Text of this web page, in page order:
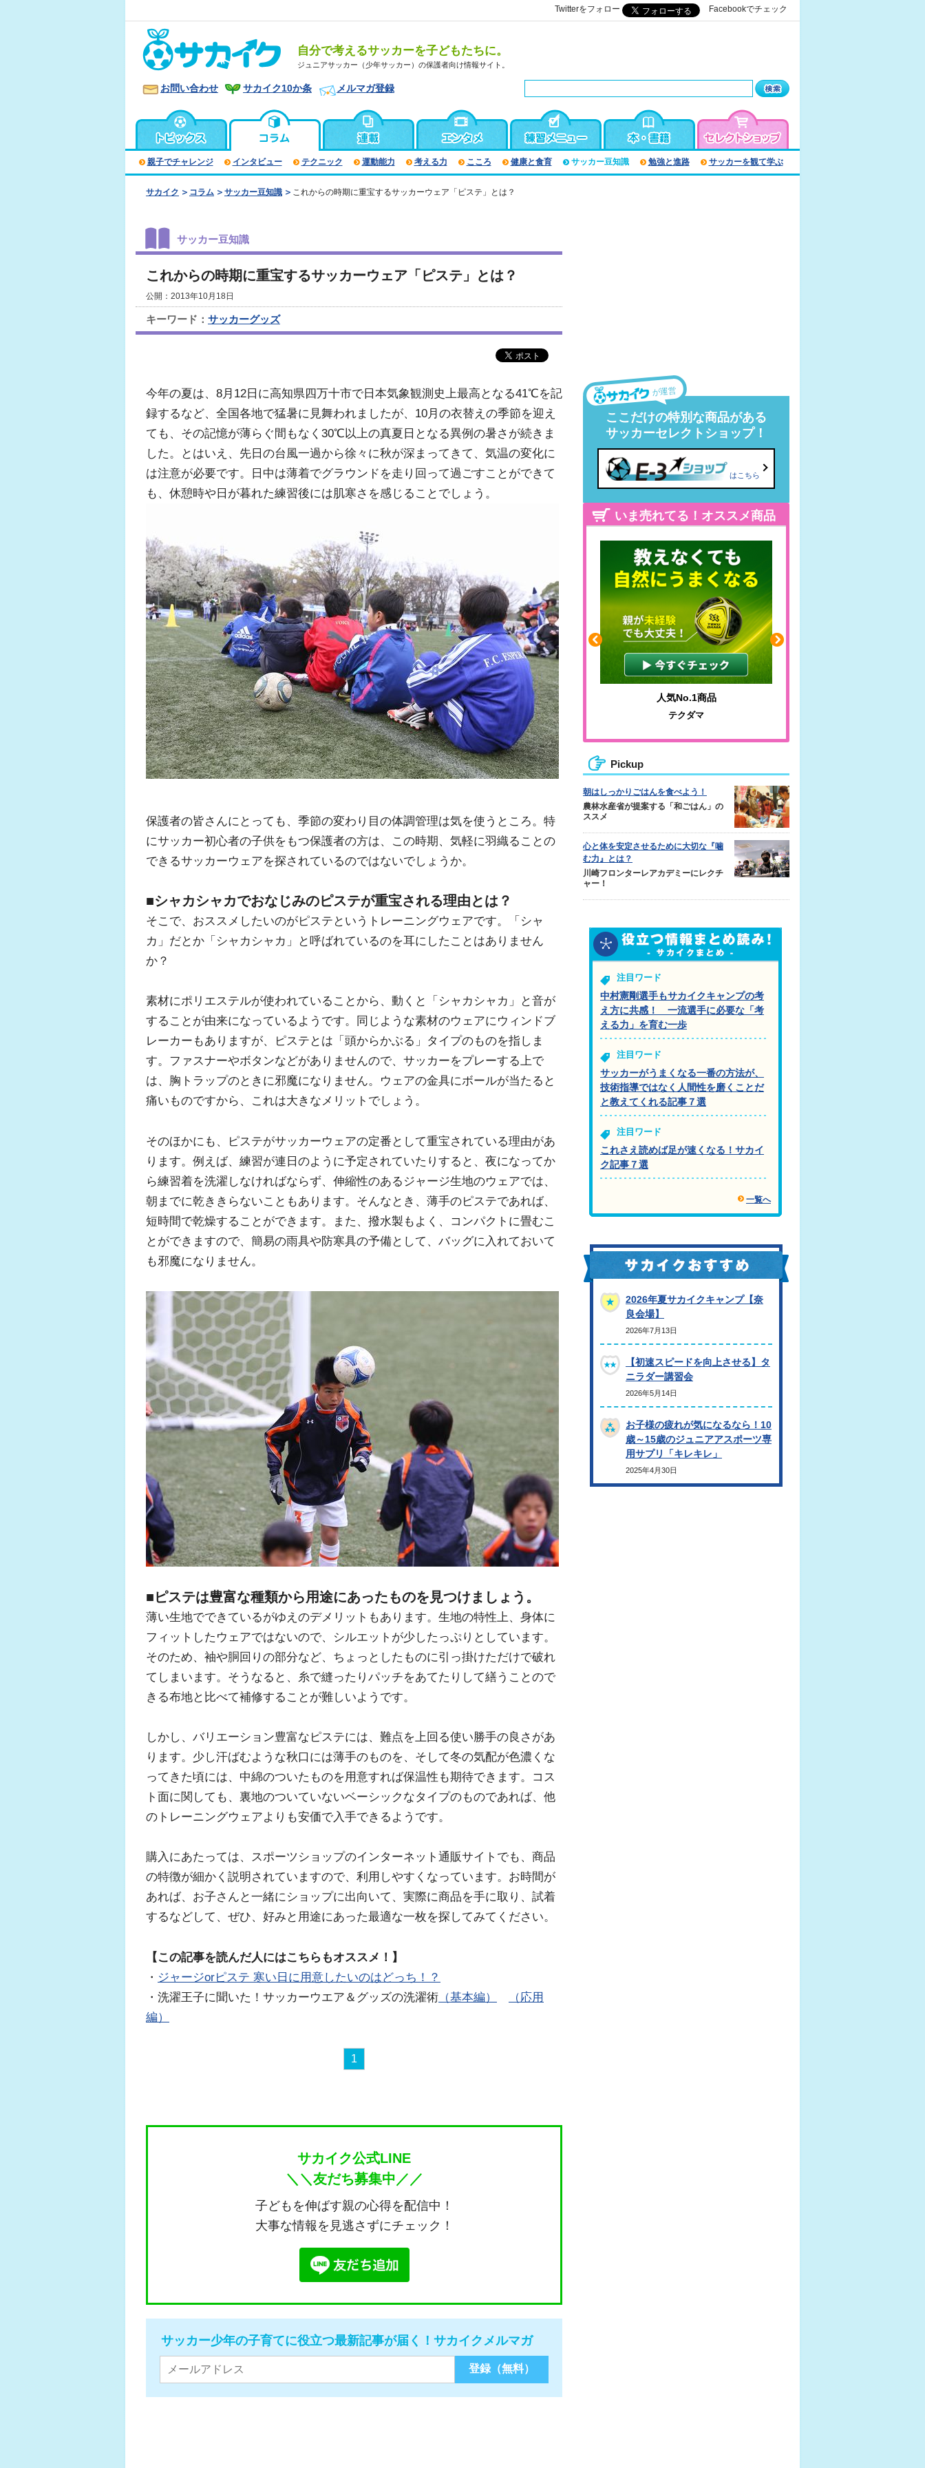
Twitterをフォロー Facebookでチェック
自分で考えるサッカーを子どもたちに。
ジュニアサッカー（少年サッカー）の保護者向け情報サイト。
お問い合わせ サカイク10か条 メルマガ登録
親子でチャレンジ インタビュー テクニック 運動能力 考える力 こころ 健康と食育 サッカー豆知識 勉強と進路 サッカーを観て学ぶ
サカイク コラム サッカー豆知識 これからの時期に重宝するサッカーウェア「ピステ」とは？
サッカー豆知識
これからの時期に重宝するサッカーウェア「ピステ」とは？
公開：2013年10月18日
キーワード： サッカーグッズ
今年の夏は、8月12日に高知県四万十市で日本気象観測史上最高となる41℃を記
録するなど、全国各地で猛暑に見舞われましたが、10月の衣替えの季節を迎え
ても、その記憶が薄らぐ間もなく30℃以上の真夏日となる異例の暑さが続きま
した。とはいえ、先日の台風一過から徐々に秋が深まってきて、気温の変化に
は注意が必要です。日中は薄着でグラウンドを走り回って過ごすことができて
も、休憩時や日が暮れた練習後には肌寒さを感じることでしょう。
保護者の皆さんにとっても、季節の変わり目の体調管理は気を使うところ。特
にサッカー初心者の子供をもつ保護者の方は、この時期、気軽に羽織ることの
できるサッカーウェアを探されているのではないでしょうか。
■シャカシャカでおなじみのピステが重宝される理由とは？
そこで、おススメしたいのがピステというトレーニングウェアです。「シャ
カ」だとか「シャカシャカ」と呼ばれているのを耳にしたことはありません
か？
素材にポリエステルが使われていることから、動くと「シャカシャカ」と音が
することが由来になっているようです。同じような素材のウェアにウィンドブ
レーカーもありますが、ピステとは「頭からかぶる」タイプのものを指しま
す。ファスナーやボタンなどがありませんので、サッカーをプレーする上で
は、胸トラップのときに邪魔になりません。ウェアの金具にボールが当たると
痛いものですから、これは大きなメリットでしょう。
そのほかにも、ピステがサッカーウェアの定番として重宝されている理由があ
ります。例えば、練習が連日のように予定されていたりすると、夜になってか
ら練習着を洗濯しなければならず、伸縮性のあるジャージ生地のウェアでは、
朝までに乾ききらないこともあります。そんなとき、薄手のピステであれば、
短時間で乾燥することができます。また、撥水製もよく、コンパクトに畳むこ
とができますので、簡易の雨具や防寒具の予備として、バッグに入れておいて
も邪魔になりません。
■ピステは豊富な種類から用途にあったものを見つけましょう。
薄い生地でできているがゆえのデメリットもあります。生地の特性上、身体に
フィットしたウェアではないので、シルエットが少したっぷりとしています。
そのため、袖や胴回りの部分など、ちょっとしたものに引っ掛けただけで破れ
てしまいます。そうなると、糸で縫ったりパッチをあてたりして繕うことので
きる布地と比べて補修することが難しいようです。
しかし、バリエーション豊富なピステには、難点を上回る使い勝手の良さがあ
ります。少し汗ばむような秋口には薄手のものを、そして冬の気配が色濃くな
ってきた頃には、中綿のついたものを用意すれば保温性も期待できます。コス
ト面に関しても、裏地のついていないベーシックなタイプのものであれば、他
のトレーニングウェアよりも安価で入手できるようです。
購入にあたっては、スポーツショップのインターネット通販サイトでも、商品
の特徴が細かく説明されていますので、利用しやすくなっています。お時間が
あれば、お子さんと一緒にショップに出向いて、実際に商品を手に取り、試着
するなどして、ぜひ、好みと用途にあった最適な一枚を探してみてください。
【この記事を読んだ人にはこちらもオススメ！】
・ ジャージorピステ 寒い日に用意したいのはどっち！？
・洗濯王子に聞いた！サッカーウエア＆グッズの洗濯術 （基本編）
（応用
編）
1
サカイク公式LINE
＼＼友だち募集中／／
子どもを伸ばす親の心得を配信中！
大事な情報を見逃さずにチェック！
サッカー少年の子育てに役立つ最新記事が届く！サカイクメルマガ
が運営
ここだけの特別な商品がある
サッカーセレクトショップ！
はこちら
いま売れてる！オススメ商品
ふくらはぎの張りや疲れに
ジュニアレッグリカバリー
人気No.1商品
テクダマ
Pickup
朝はしっかりごはんを食べよう！
農林水産省が提案する「和ごはん」の
ススメ
心と体を安定させるために大切な『噛
む力』とは？
川崎フロンターレアカデミーにレクチ
ャー！
注目ワード
中村憲剛選手もサカイクキャンプの考
え方に共感！ 一流選手に必要な「考
える力」を育む一歩
注目ワード
サッカーがうまくなる一番の方法が、
技術指導ではなく人間性を磨くことだ
と教えてくれる記事７選
注目ワード
これさえ読めば足が速くなる！サカイ
ク記事７選
一覧へ
2026年夏サカイクキャンプ【奈
良会場】
2026年7月13日
【初速スピードを向上させる】タ
ニラダー講習会
2026年5月14日
お子様の疲れが気になるなら！10
歳～15歳のジュニアアスポーツ専
用サプリ「キレキレ」
2025年4月30日